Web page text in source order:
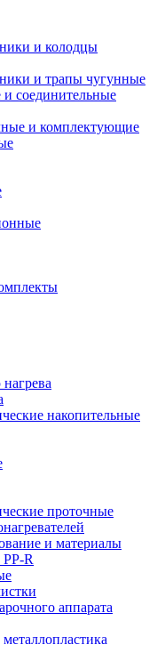
и колодцы
и трапы чугунные
соединительные
и комплектующие
накопительные
проточные
и материалы
R
аппарата